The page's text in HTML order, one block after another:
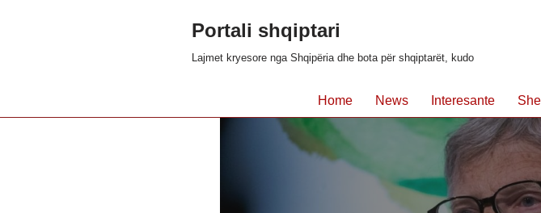
Portali shqiptari
Lajmet kryesore nga Shqipëria dhe bota për shqiptarët, kudo
Home News Interesante